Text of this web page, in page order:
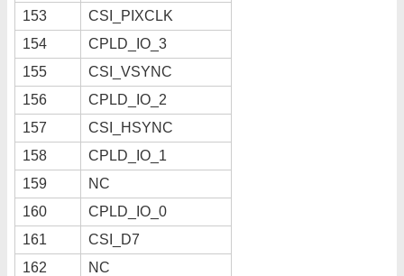
153
CSI_PIXCLK
154
CPLD_IO_3
155
CSI_VSYNC
156
CPLD_IO_2
157
CSI_HSYNC
158
CPLD_IO_1
159
NC
160
CPLD_IO_0
161
CSI_D7
162
NC